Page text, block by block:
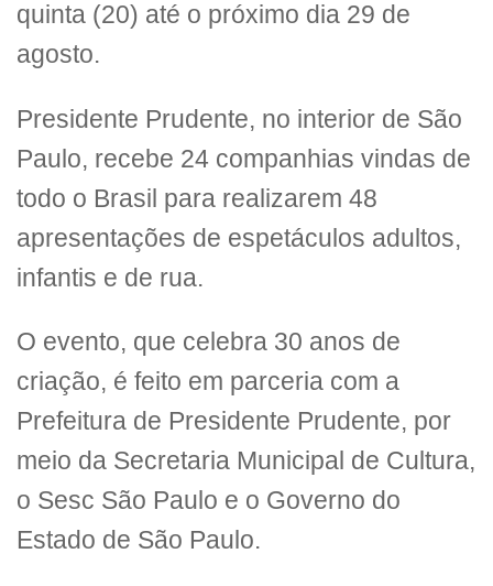
quinta (20) até o próximo dia 29 de
agosto.
Presidente Prudente, no interior de São
Paulo, recebe 24 companhias vindas de
todo o Brasil para realizarem 48
apresentações de espetáculos adultos,
infantis e de rua.
O evento, que celebra 30 anos de
criação, é feito em parceria com a
Prefeitura de Presidente Prudente, por
meio da Secretaria Municipal de Cultura,
o Sesc São Paulo e o Governo do
Estado de São Paulo.